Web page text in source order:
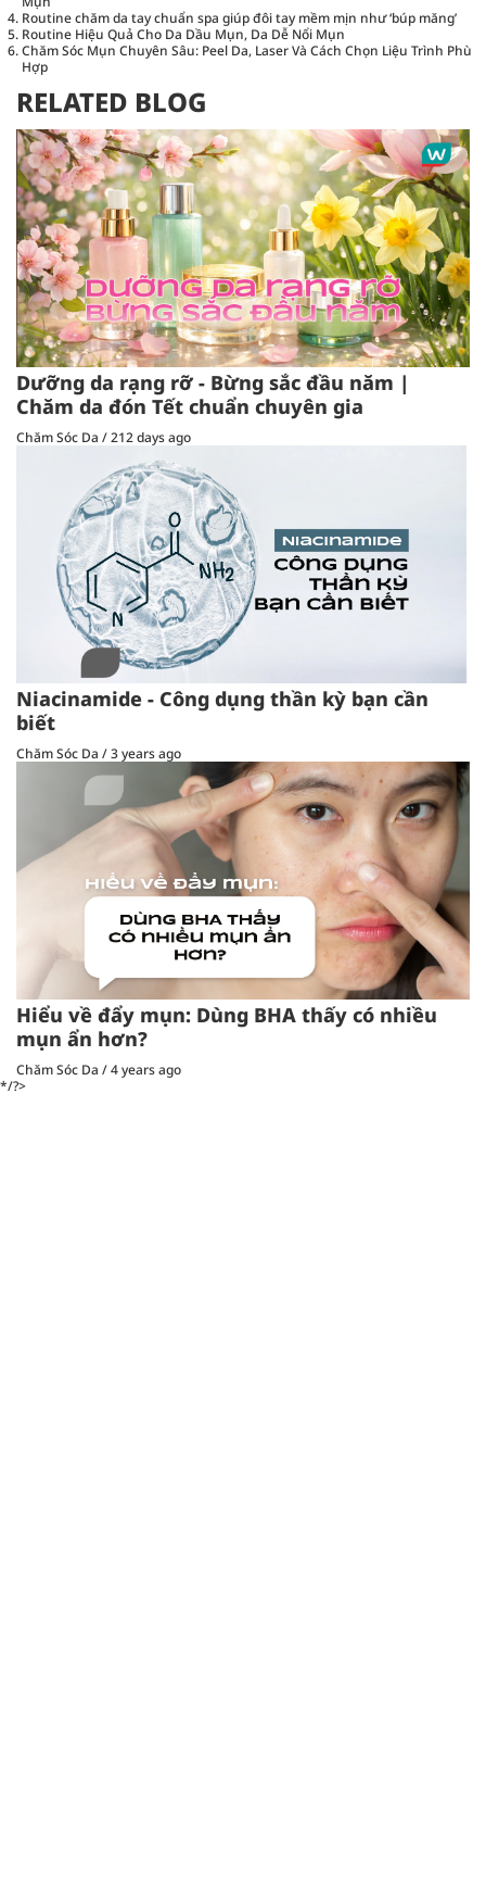
Routine chăm da tay chuẩn spa giúp đôi tay mềm mịn như ‘búp măng’
Routine Hiệu Quả Cho Da Dầu Mụn, Da Dễ Nổi Mụn
Chăm Sóc Mụn Chuyên Sâu: Peel Da, Laser Và Cách Chọn Liệu Trình Phù
Hợp
RELATED BLOG
Dưỡng da rạng rỡ - Bừng sắc đầu năm |
Chăm da đón Tết chuẩn chuyên gia
Chăm Sóc Da /212 days ago
Niacinamide - Công dụng thần kỳ bạn cần
biết
Chăm Sóc Da /3 years ago
Hiểu về đẩy mụn: Dùng BHA thấy có nhiều
mụn ẩn hơn?
Chăm Sóc Da /4 years ago
*/?>